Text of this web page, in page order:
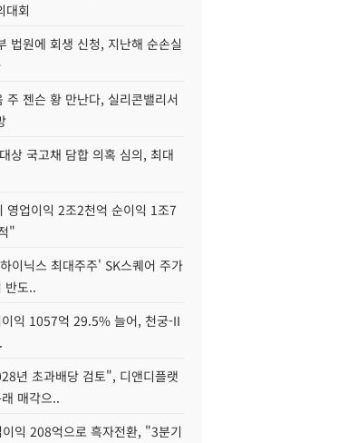
대회
법원에 회생 신청, 지난해 순손실
주 젠슨 황 만난다, 실리콘밸리서
상 국고채 담합 의혹 심의, 최대
영업이익 2조2천억 순이익 1조7
"
이닉스 최대주주' SK스퀘어 주가
반도..
익 1057억 29.5% 늘어, 천궁-II
년 초과배당 검토", 디앤디플랫
매각으..
익 208억으로 흑자전환, "3분기